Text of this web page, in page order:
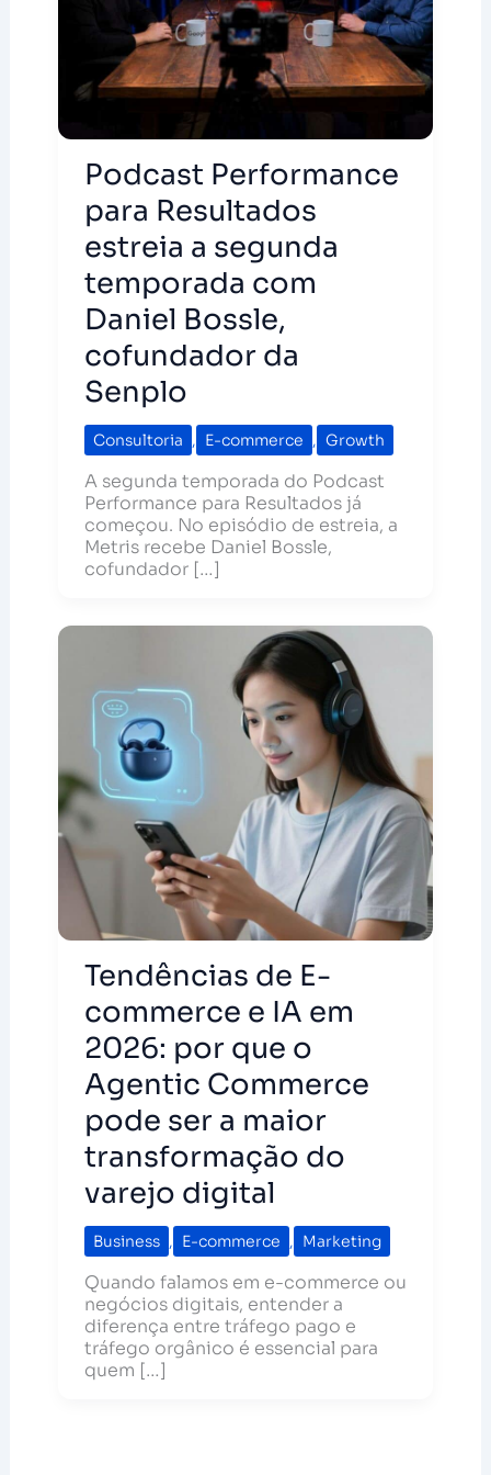
Podcast Performance
para Resultados
estreia a segunda
temporada com
Daniel Bossle,
cofundador da
Senplo
Consultoria , E-commerce , Growth
A segunda temporada do Podcast
Performance para Resultados já
começou. No episódio de estreia, a
Metris recebe Daniel Bossle,
cofundador […]
Tendências de E-
commerce e IA em
2026: por que o
Agentic Commerce
pode ser a maior
transformação do
varejo digital
Business , E-commerce , Marketing
Quando falamos em e-commerce ou
negócios digitais, entender a
diferença entre tráfego pago e
tráfego orgânico é essencial para
quem […]